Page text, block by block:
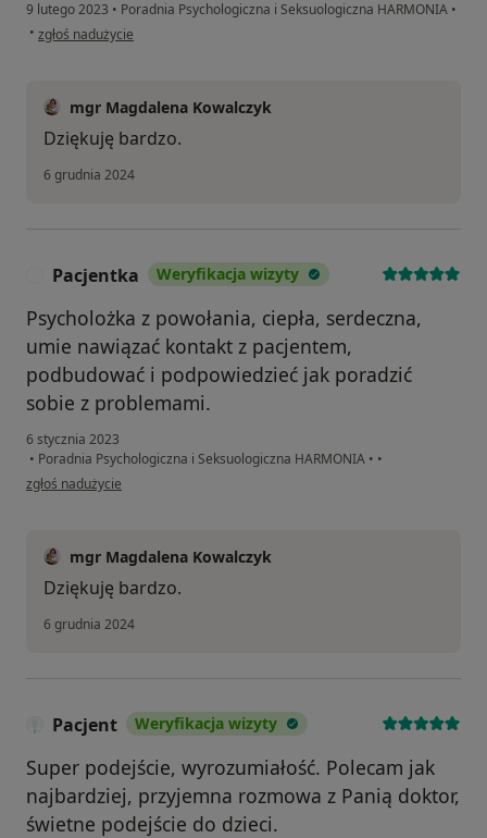
9 lutego 2023 • Poradnia Psychologiczna i Seksuologiczna HARMONIA •
• w opinii użytkownika -
zgłoś nadużycie
mgr Magdalena Kowalczyk
Dziękuję bardzo.
6 grudnia 2024
Pacjentka Weryfikacja wizyty
Psycholożka z powołania, ciepła, serdeczna,
umie nawiązać kontakt z pacjentem,
podbudować i podpowiedzieć jak poradzić
sobie z problemami.
6 stycznia 2023
• Poradnia Psychologiczna i Seksuologiczna HARMONIA • •
w opinii użytkownika Pacjentka
zgłoś nadużycie
mgr Magdalena Kowalczyk
Dziękuję bardzo.
6 grudnia 2024
Pacjent Weryfikacja wizyty
Super podejście, wyrozumiałość. Polecam jak
najbardziej, przyjemna rozmowa z Panią doktor,
świetne podejście do dzieci.